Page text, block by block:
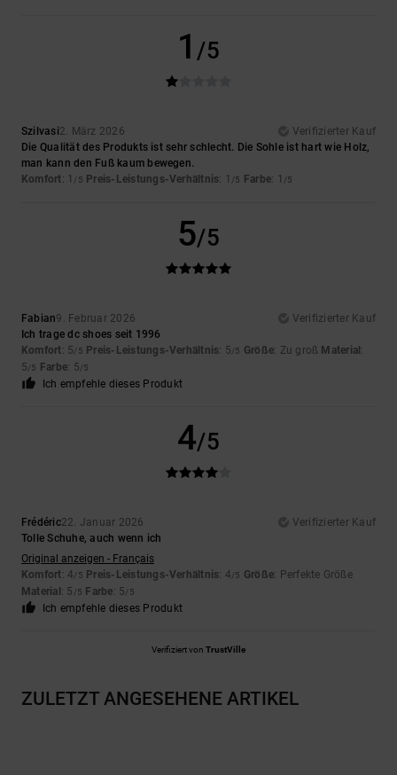
1 /5
Szilvasi2. März 2026
Verifizierter Kauf
Die Qualität des Produkts ist sehr schlecht. Die Sohle ist hart wie Holz,
man kann den Fuß kaum bewegen.
Komfort: 1 /5 Preis-Leistungs-Verhältnis: 1 /5 Farbe: 1 /5
5/5
Fabian9. Februar 2026
Verifizierter Kauf
Ich trage dc shoes seit 1996
Komfort: 5/5 Preis-Leistungs-Verhältnis: 5/5 Größe: Zu groß Material :
5/5 Farbe: 5/5
Ich empfehle dieses Produkt
4/5
Frédéric22. Januar 2026
Verifizierter Kauf
Tolle Schuhe, auch wenn ich
Original anzeigen - Français
Komfort: 4/5 Preis-Leistungs-Verhältnis: 4/5 Größe: Perfekte Größe
Material : 5 /5 Farbe: 5/5
Ich empfehle dieses Produkt
Verifiziert von TrustVille
ZULETZT ANGESEHENE ARTIKEL